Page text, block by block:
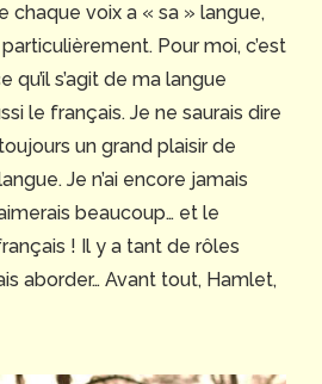
chaque voix a « sa » langue,
Pour moi, c’est
qu’il s’agit de ma langue
le français. Je ne saurais dire
un grand plaisir de
Je n’ai encore jamais
beaucoup… et le
! Il y a tant de rôles
aborder… Avant tout, Hamlet,